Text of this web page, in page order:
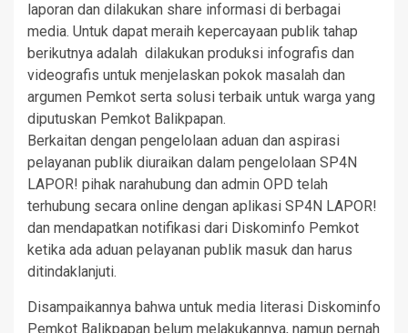
laporan dan dilakukan share informasi di berbagai
media. Untuk dapat meraih kepercayaan publik tahap
berikutnya adalah dilakukan produksi infografis dan
videografis untuk menjelaskan pokok masalah dan
argumen Pemkot serta solusi terbaik untuk warga yang
diputuskan Pemkot Balikpapan.
Berkaitan dengan pengelolaan aduan dan aspirasi
pelayanan publik diuraikan dalam pengelolaan SP4N
LAPOR! pihak narahubung dan admin OPD telah
terhubung secara online dengan aplikasi SP4N LAPOR!
dan mendapatkan notifikasi dari Diskominfo Pemkot
ketika ada aduan pelayanan publik masuk dan harus
ditindaklanjuti.
Disampaikannya bahwa untuk media literasi Diskominfo
Pemkot Balikpapan belum melakukannya, namun pernah